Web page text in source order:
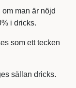
man är nöjd
i dricks.
som ett tecken
sällan dricks.